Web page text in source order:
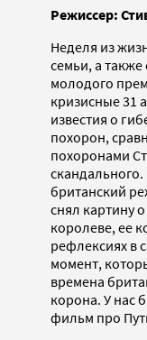
Режиссер:
Неделя из
семьи, а
молодого
кризисные 31
известия о
похорон,
похоронами
британский
снял картину
королеве, ее
рефлексиях в
момент,
времена
корона. У нас
фильм про